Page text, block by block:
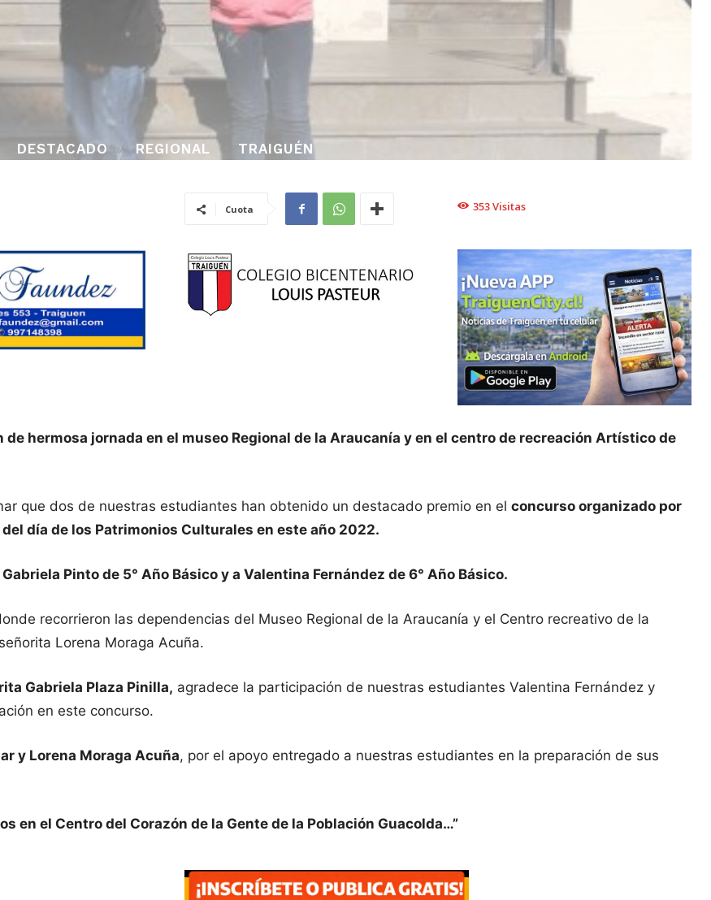
DESTACADO REGIONAL TRAIGUÉN
Cuota 353Visitas
hermosa jornada en el museo Regional de la Araucanía y en el centro de recreación Artístico de
que dos de nuestras estudiantes han obtenido un destacado premio en el concurso organizado por
día de los Patrimonios Culturales en este año 2022.
Pinto de 5° Año Básico y a Valentina Fernández de 6° Año Básico.
recorrieron las dependencias del Museo Regional de la Araucanía y el Centro recreativo de la
Lorena Moraga Acuña.
Gabriela Plaza Pinilla, agradece la participación de nuestras estudiantes Valentina Fernández y
en este concurso.
y Lorena Moraga Acuña, por el apoyo entregado a nuestras estudiantes en la preparación de sus
en el Centro del Corazón de la Gente de la Población Guacolda…”